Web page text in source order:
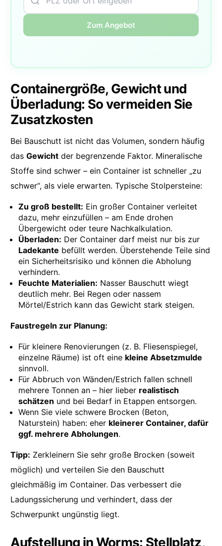
Zum Angebot
Containergröße, Gewicht und
Überladung: So vermeiden Sie
Zusatzkosten
Bei Bauschutt ist nicht das Volumen, sondern häufig
dasGewicht der begrenzende Faktor. Mineralische
Stoffe sind schwer – ein Container ist schneller „zu
schwer“, als viele erwarten. Typische Stolpersteine:
Zu groß bestellt: Ein großer Container verleitet
dazu, mehr einzufüllen – am Ende drohen
Übergewicht oder teure Nachkalkulation.
Überladen: Der Container darf meist nur bis zur
Ladekante befüllt werden. Überstehende Teile sind
ein Sicherheitsrisiko und können die Abholung
verhindern.
Feuchte Materialien: Nasser Bauschutt wiegt
deutlich mehr. Bei Regen oder nassem
Mörtel/Estrich kann das Gewicht stark steigen.
Faustregeln zur Planung:
Für kleinere Renovierungen (z. B. Fliesenspiegel,
einzelne Räume) ist oft eine kleine Absetzmulde
sinnvoll.
Für Abbruch von Wänden/Estrich fallen schnell
mehrere Tonnen an – hier lieber realistisch
schätzen und bei Bedarf in Etappen entsorgen.
Wenn Sie viele schwere Brocken (Beton,
Naturstein) haben: eher kleinerer Container, dafür
ggf. mehrere Abholungen.
Tipp: Zerkleinern Sie sehr große Brocken (soweit
möglich) und verteilen Sie den Bauschutt
gleichmäßig im Container. Das verbessert die
Ladungssicherung und verhindert, dass der
Schwerpunkt ungünstig liegt.
Aufstellung in Worms: Stellplatz,